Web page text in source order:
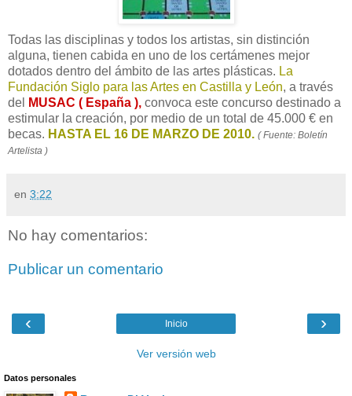
Todas las disciplinas y todos los artistas, sin distinción
alguna, tienen cabida en uno de los certámenes mejor
dotados dentro del ámbito de las artes plásticas. La
Fundación Siglo para las Artes en Castilla y León, a través
del
MUSAC ( España ), convoca este concurso destinado a
estimular la creación, por medio de un total de 45.000 € en
becas. HASTA EL 16 DE MARZO DE 2010. ( Fuente: Boletín
Artelista )
en 3:22
No hay comentarios:
Publicar un comentario
‹ ›
Inicio
Ver versión web
Datos personales